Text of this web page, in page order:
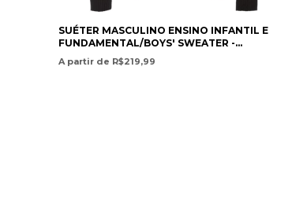
SUÉTER MASCULINO ENSINO INFANTIL E
FUNDAMENTAL/BOYS' SWEATER -
PRESCHOOL AND ELEMENTARY SCHOOL -
COLÉGIO POSITIVO INTERNACIONAL
A partir de R$219,99